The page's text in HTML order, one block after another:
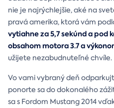
nie je najrýchlejšie, aké na
pravá amerika, ktorá vám
vytiahne za 5,7 sekúnd a pod
obsahom motora 3.7 a
užijete nezabudnuteľné chvíle.
Vo vami vybraný deň
ponorte sa do dokonalého
sa s Fordom Mustang 2014